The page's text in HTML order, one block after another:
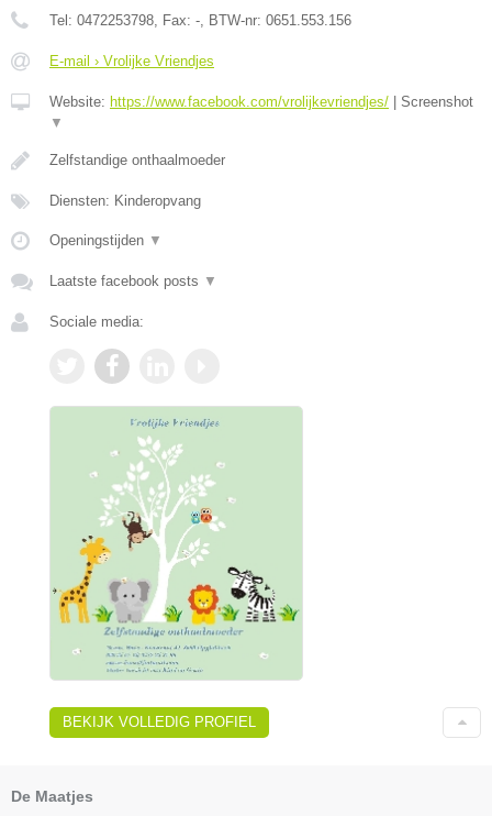
Tel: 0472253798, Fax: -, BTW-nr: 0651.553.156
E-mail › Vrolijke Vriendjes
Website: https://www.facebook.com/vrolijkevriendjes/
Screenshot
▼
Zelfstandige onthaalmoeder
Diensten: Kinderopvang
Openingstijden ▼
Laatste facebook posts ▼
Sociale media:
BEKIJK VOLLEDIG PROFIEL
De Maatjes